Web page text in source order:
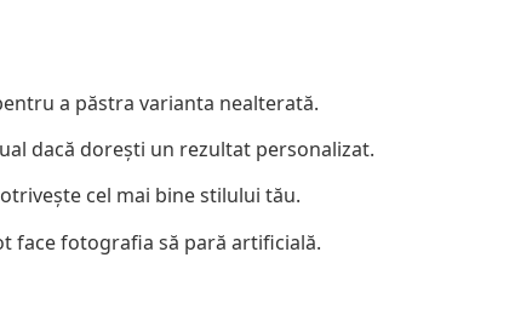
a păstra varianta nealterată.
dacă dorești un rezultat personalizat.
cel mai bine stilului tău.
face fotografia să pară artificială.